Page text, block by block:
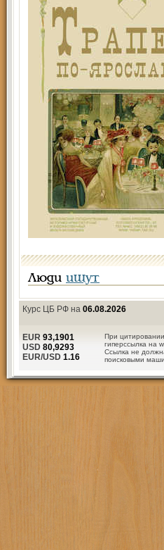
Люди ищут
Курс ЦБ РФ на 06.08.2026
При
гиперссылка на
Ссылка не
поисковыми
EUR 93,1901
USD 80,9293
EUR/USD 1.16